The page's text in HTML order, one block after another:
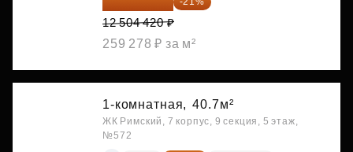
12 504 420 ₽
259 278 ₽ за м²
1-комнатная, 40.7м²
ЖК Римский, 7 корпус, 9 секция, 5 этаж,
№572